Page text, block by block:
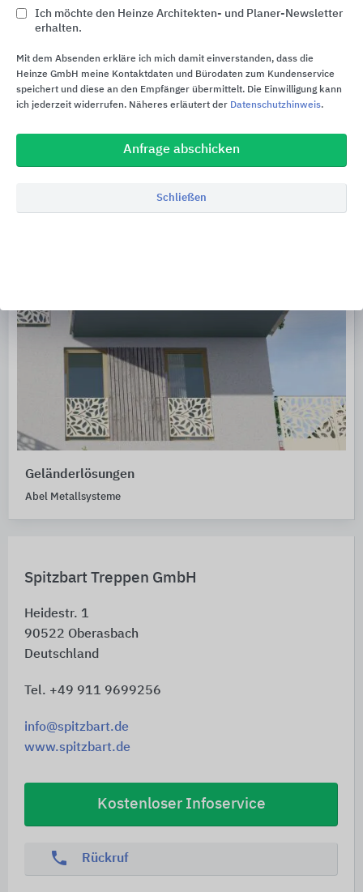
Spitzbart Treppen GmbH
Heidestr. 1
90522 Oberasbach
Deutschland
Tel. +49 911 9699256
info@spitzbart.de
www.spitzbart.de
Kostenloser Infoservice
phone Rückruf
SPRENG
Geländerlösungen
Abel Metallsysteme
Ich möchte den Heinze Architekten- und Planer-Newsletter
erhalten.
Mit dem Absenden erkläre ich mich damit einverstanden, dass die
Heinze GmbH meine Kontaktdaten und Bürodaten zum Kundenservice
speichert und diese an den Empfänger übermittelt. Die Einwilligung kann
ich jederzeit widerrufen. Näheres erläutert der Datenschutzhinweis.
Anfrage abschicken
Schließen